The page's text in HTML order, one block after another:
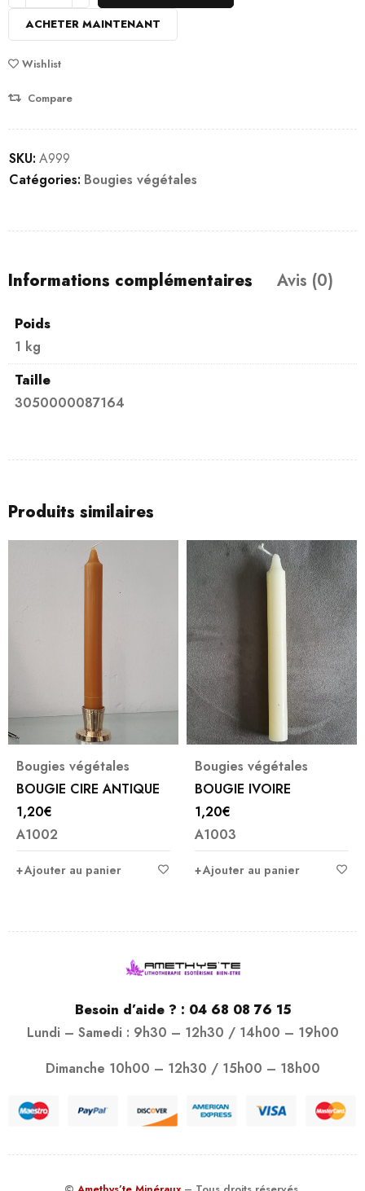
ACHETER MAINTENANT
Wishlist
Compare
SKU: A999
Catégories: Bougies végétales
Informations complémentaires Avis (0)
Poids
1 kg
Taille
3050000087164
Produits similaires
Bougies végétales
BOUGIE CIRE ANTIQUE
1,20€
A1002
Ajouter au panier
Bougies végétales
BOUGIE IVOIRE
1,20€
A1003
Ajouter au panier
Besoin d’aide ? : 04 68 08 76 15
Lundi – Samedi : 9h30 – 12h30 / 14h00 – 19h00
Dimanche 10h00 – 12h30 / 15h00 – 18h00